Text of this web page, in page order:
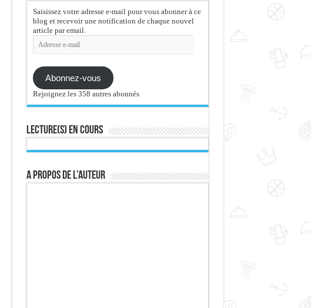
Saisissez votre adresse e-mail pour vous abonner à ce
blog et recevoir une notification de chaque nouvel
article par email.
Adresse
Abonnez-vous
Rejoignez les 358 autres abonnés
Lecture(s) en cours
A propos de l’auteur